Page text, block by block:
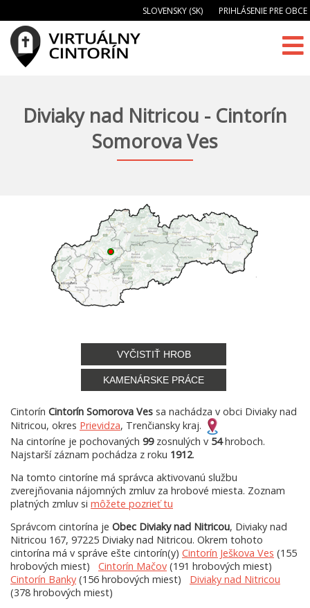
SLOVENSKY (SK) PRIHLÁSENIE PRE OBCE
Diviaky nad Nitricou - Cintorín
Somorova Ves
VYČISTIŤ HROB
KAMENÁRSKE PRÁCE
Cintorín Cintorín Somorova Ves sa nachádza v obci Diviaky nad
Nitricou, okres Prievidza, Trenčiansky kraj.
Na cintoríne je pochovaných 99zosnulých v 54hroboch.
Najstarší záznam pochádza z roku 1912.
Na tomto cintoríne má správca aktivovanú službu
zverejňovania nájomných zmluv za hrobové miesta. Zoznam
platných zmluv si môžete pozrieť tu
Správcom cintorína je Obec Diviaky nad Nitricou, Diviaky nad
Nitricou 167, 97225 Diviaky nad Nitricou. Okrem tohoto
cintorína má v správe ešte cintorín(y) Cintorín Ješkova Ves (155
hrobových miest) Cintorín Mačov (191 hrobových miest)
Cintorín Banky (156 hrobových miest) Diviaky nad Nitricou
(378 hrobových miest)